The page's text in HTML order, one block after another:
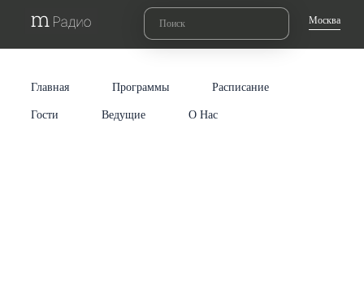
Москва
Главная Программы Расписание
Гости Ведущие О Нас